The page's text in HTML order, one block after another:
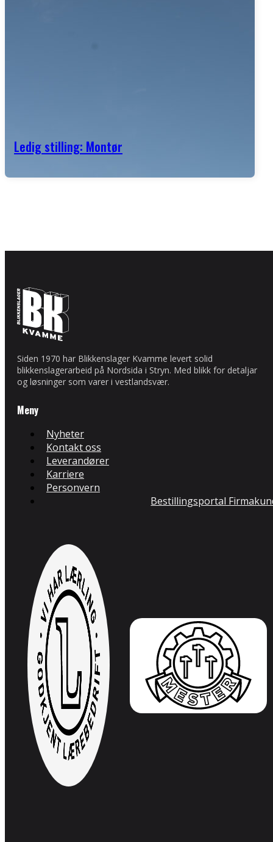
Ledig stilling: Montør
Siden 1970 har Blikkenslager Kvamme levert solid
blikkenslagerarbeid på Nordsida i Stryn. Med blikk for detaljar
og løsninger som varer i vestlandsvær.
Meny
Nyheter
Kontakt oss
Leverandører
Karriere
Personvern
Bestillingsportal